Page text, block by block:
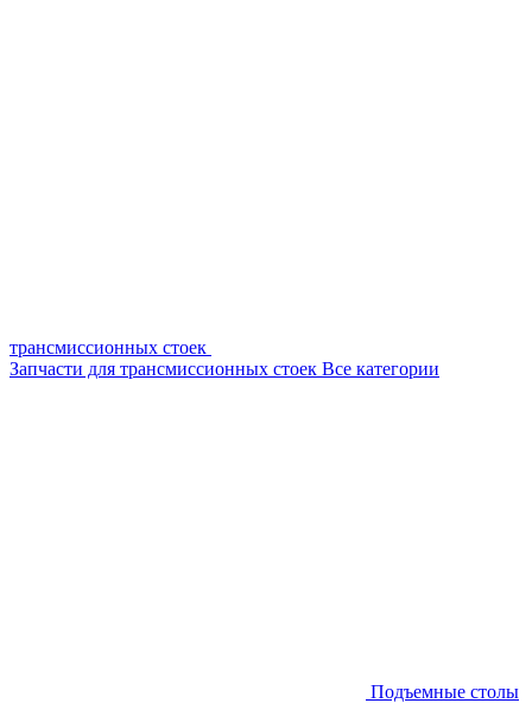
трансмиссионных стоек
Запчасти для трансмиссионных стоек Все категории
Подъемные столы